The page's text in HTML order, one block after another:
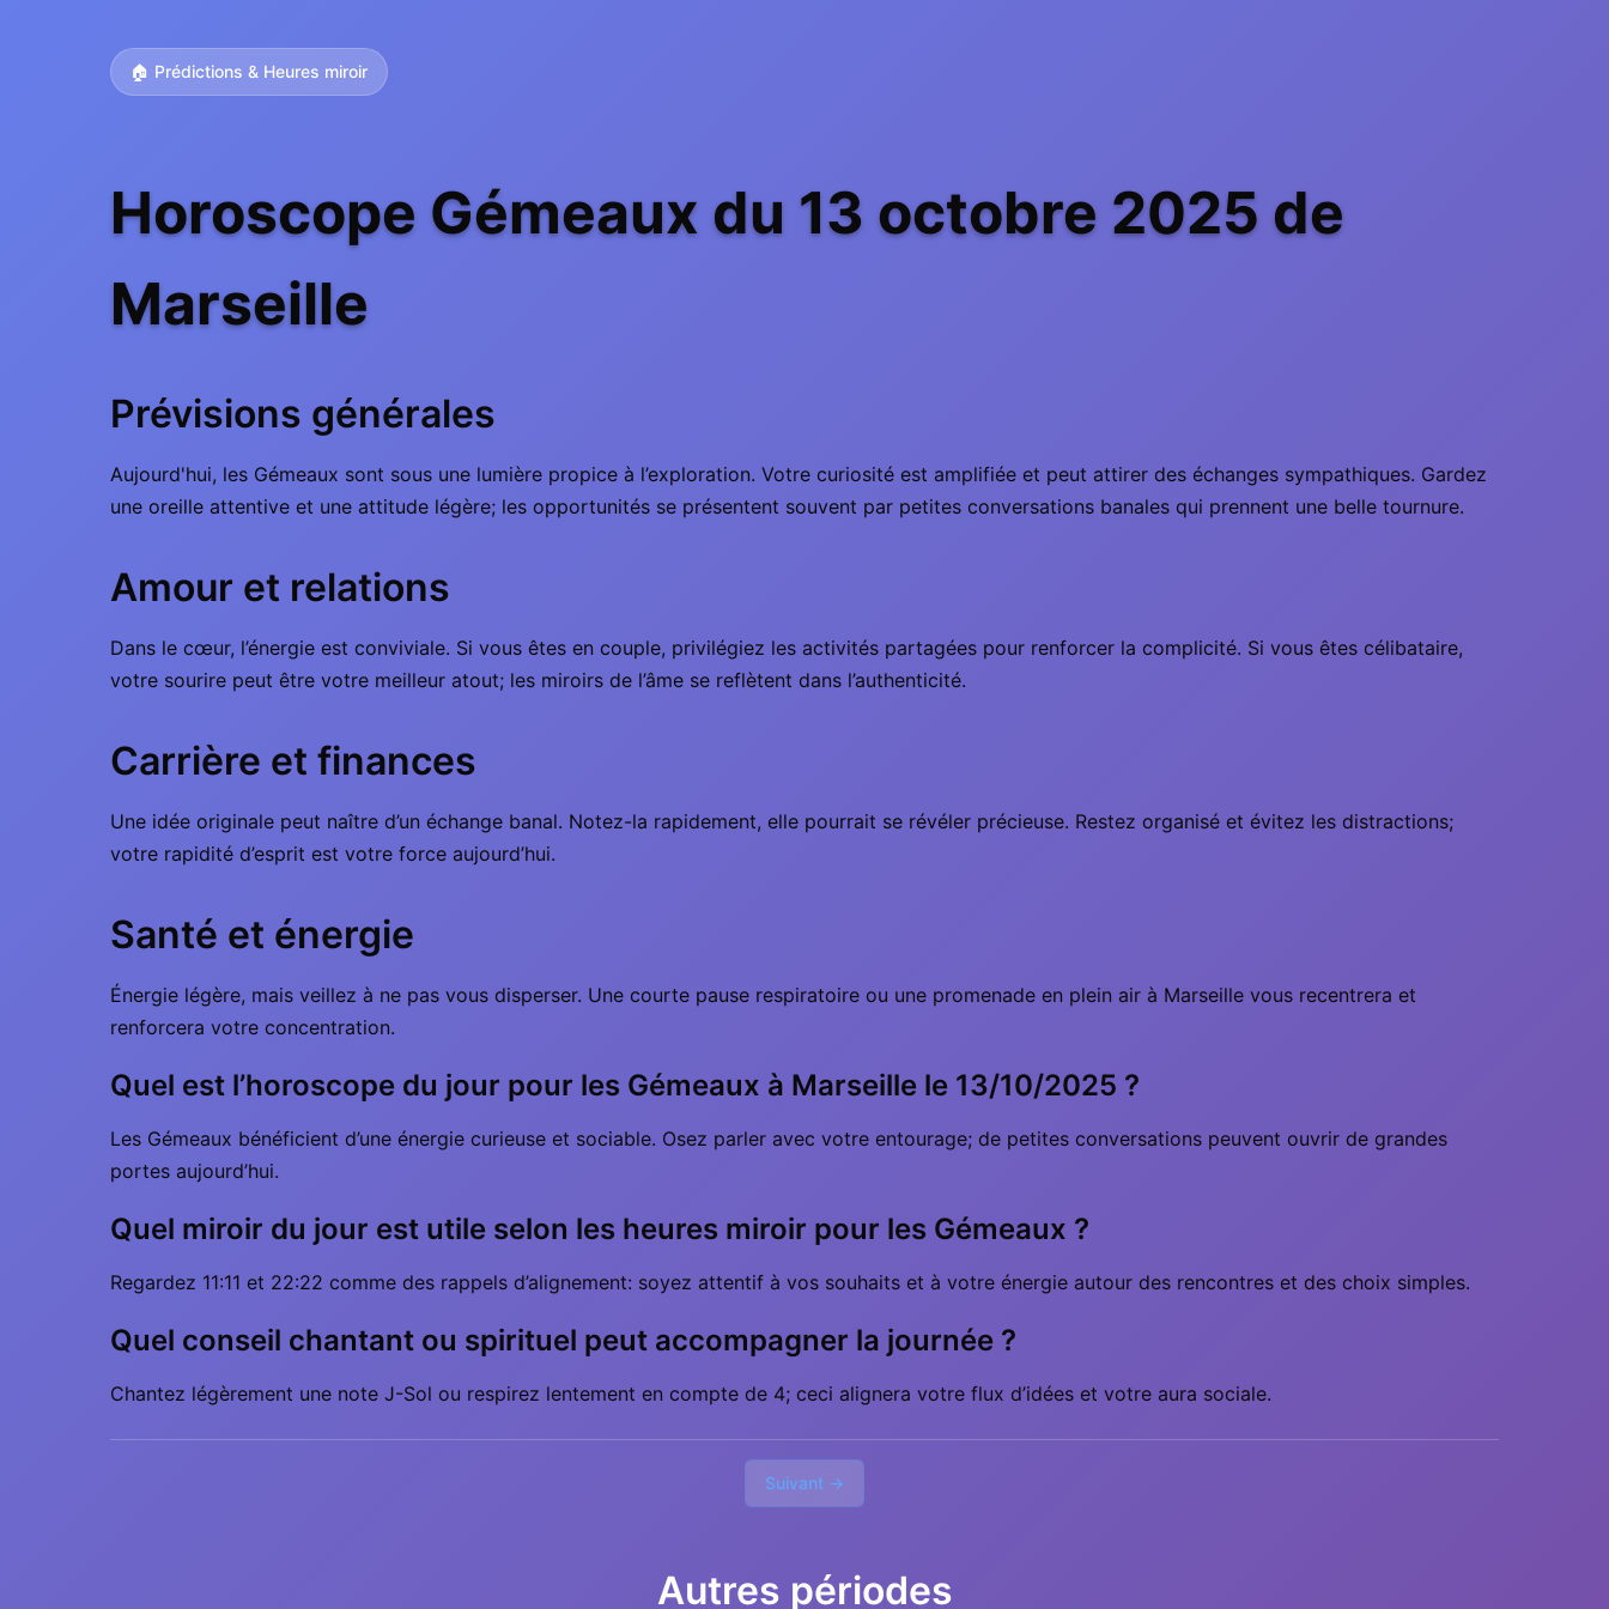
🏠 Prédictions & Heures miroir
Horoscope Gémeaux du 13 octobre 2025 de
Marseille
Prévisions générales
Aujourd'hui, les Gémeaux sont sous une lumière propice à l’exploration. Votre curiosité est amplifiée et peut attirer des échanges sympathiques. Gardez
une oreille attentive et une attitude légère; les opportunités se présentent souvent par petites conversations banales qui prennent une belle tournure.
Amour et relations
Dans le cœur, l’énergie est conviviale. Si vous êtes en couple, privilégiez les activités partagées pour renforcer la complicité. Si vous êtes célibataire,
votre sourire peut être votre meilleur atout; les miroirs de l’âme se reflètent dans l’authenticité.
Carrière et finances
Une idée originale peut naître d’un échange banal. Notez-la rapidement, elle pourrait se révéler précieuse. Restez organisé et évitez les distractions;
votre rapidité d’esprit est votre force aujourd’hui.
Santé et énergie
Énergie légère, mais veillez à ne pas vous disperser. Une courte pause respiratoire ou une promenade en plein air à Marseille vous recentrera et
renforcera votre concentration.
Quel est l’horoscope du jour pour les Gémeaux à Marseille le 13/10/2025 ?
Les Gémeaux bénéficient d’une énergie curieuse et sociable. Osez parler avec votre entourage; de petites conversations peuvent ouvrir de grandes
portes aujourd’hui.
Quel miroir du jour est utile selon les heures miroir pour les Gémeaux ?
Regardez 11:11 et 22:22 comme des rappels d’alignement: soyez attentif à vos souhaits et à votre énergie autour des rencontres et des choix simples.
Quel conseil chantant ou spirituel peut accompagner la journée ?
Chantez légèrement une note J-Sol ou respirez lentement en compte de 4; ceci alignera votre flux d’idées et votre aura sociale.
Suivant →
Autres périodes